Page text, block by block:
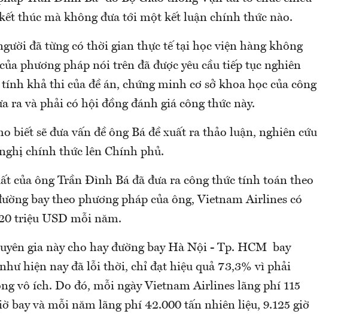
thúc mà không đưa tới một kết luận chính thức nào.
đã từng có thời gian thực tế tại học viện hàng không
phương pháp nói trên đã được yêu cầu tiếp tục nghiên
khả thi của đề án, chứng minh cơ sở khoa học của công
ra và phải có hội đồng đánh giá công thức này.
biết sẽ đưa vấn đề ông Bá đề xuất ra thảo luận, nghiên cứu
chính thức lên Chính phủ.
của ông Trần Đình Bá đã đưa ra công thức tính toán theo
bay theo phương pháp của ông, Vietnam Airlines có
triệu USD mỗi năm.
gia này cho hay đường bay Hà Nội - Tp. HCM bay
hiện nay đã lỗi thời, chỉ đạt hiệu quả 73,3% vì phải
vô ích. Do đó, mỗi ngày Vietnam Airlines lãng phí 115
bay và mỗi năm lãng phí 42.000 tấn nhiên liệu, 9.125 giờ